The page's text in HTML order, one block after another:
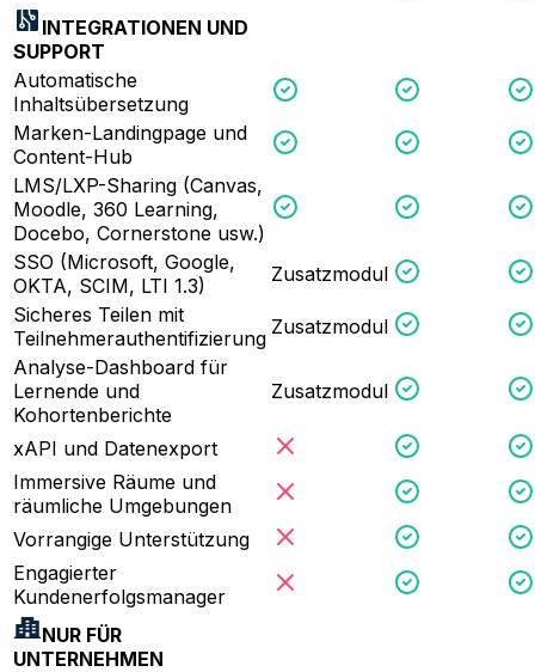
INTEGRATIONEN UND
SUPPORT
Automatische
Inhaltsübersetzung
Marken-Landingpage und
Content-Hub
LMS/LXP-Sharing (Canvas,
Moodle, 360 Learning,
Docebo, Cornerstone usw.)
SSO (Microsoft, Google,
OKTA, SCIM, LTI 1.3)
Zusatzmodul
Sicheres Teilen mit
Teilnehmerauthentifizierung Zusatzmodul
Analyse-Dashboard für
Lernende und
Kohortenberichte
Zusatzmodul
xAPI und Datenexport
Immersive Räume und
räumliche Umgebungen
Vorrangige Unterstützung
Engagierter
Kundenerfolgsmanager
NUR FÜR
UNTERNEHMEN